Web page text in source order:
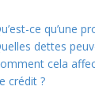
ce qu’une
dettes
cela
crédit ?